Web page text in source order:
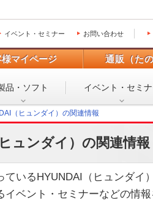
イベント・セミナー お問い合わせ
マイページ 通販（た
品・ソフト イベント・ セミ
（ヒュンダイ）の関連情報
ュンダイ）の関連情報
ているHYUNDAI（ヒュンダイ
ベント・セミナーなどの情報